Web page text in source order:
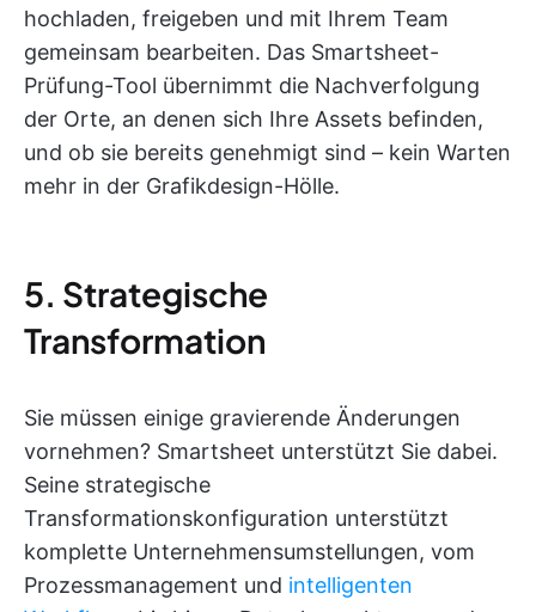
hochladen, freigeben und mit Ihrem Team
gemeinsam bearbeiten. Das Smartsheet-
Prüfung-Tool übernimmt die Nachverfolgung
der Orte, an denen sich Ihre Assets befinden,
und ob sie bereits genehmigt sind – kein Warten
mehr in der Grafikdesign-Hölle.
5. Strategische
Transformation
Sie müssen einige gravierende Änderungen
vornehmen? Smartsheet unterstützt Sie dabei.
Seine strategische
Transformationskonfiguration unterstützt
komplette Unternehmensumstellungen, vom
Prozessmanagement und intelligenten